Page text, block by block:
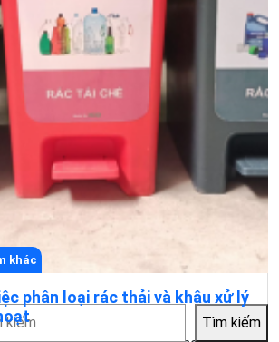
khác
phân loại rác thải và khâu xử lý
Tìm kiếm